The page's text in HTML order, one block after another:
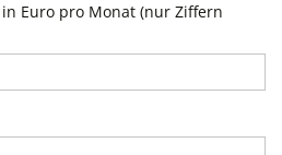
Euro pro Monat (nur Ziffern